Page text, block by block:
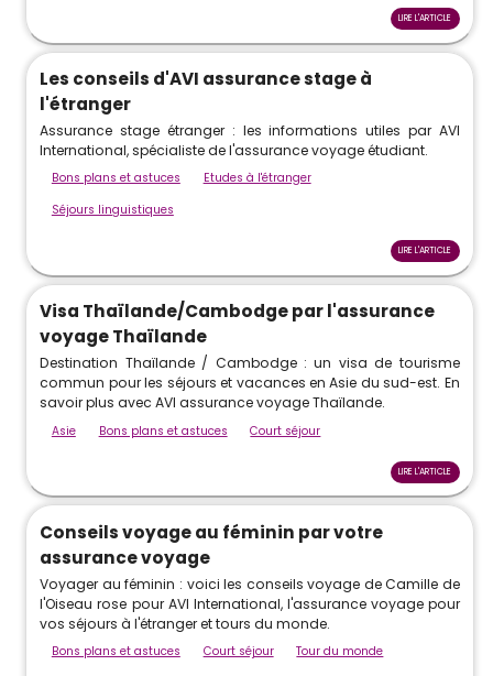
LIRE L'ARTICLE
Les conseils d'AVI assurance stage à
l'étranger
Assurance stage étranger : les informations utiles par AVI
International, spécialiste de l'assurance voyage étudiant.
Bons plans et astuces
Etudes à l'étranger
Séjours linguistiques
LIRE L'ARTICLE
Visa Thaïlande/Cambodge par l'assurance
voyage Thaïlande
Destination Thaïlande / Cambodge : un visa de tourisme
commun pour les séjours et vacances en Asie du sud-est. En
savoir plus avec AVI assurance voyage Thaïlande.
Asie Bons plans et astuces Court séjour
LIRE L'ARTICLE
Conseils voyage au féminin par votre
assurance voyage
Voyager au féminin : voici les conseils voyage de Camille de
l'Oiseau rose pour AVI International, l'assurance voyage pour
vos séjours à l'étranger et tours du monde.
Bons plans et astuces Court séjour Tour du monde